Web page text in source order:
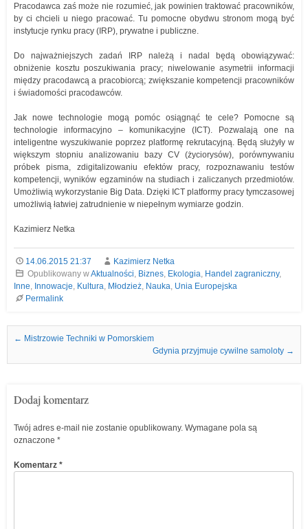
Pracodawca zaś może nie rozumieć, jak powinien traktować pracowników,
by ci chcieli u niego pracować. Tu pomocne obydwu stronom mogą być
instytucje rynku pracy (IRP), prywatne i publiczne.
Do najważniejszych zadań IRP należą i nadal będą obowiązywać:
obniżenie kosztu poszukiwania pracy; niwelowanie asymetrii informacji
między pracodawcą a pracobiorcą; zwiększanie kompetencji pracowników
i świadomości pracodawców.
Jak nowe technologie mogą pomóc osiągnąć te cele? Pomocne są
technologie informacyjno – komunikacyjne (ICT). Pozwalają one na
inteligentne wyszukiwanie poprzez platformę rekrutacyjną. Będą służyły w
większym stopniu analizowaniu bazy CV (życiorysów), porównywaniu
próbek pisma, zdigitalizowaniu efektów pracy, rozpoznawaniu testów
kompetencji, wyników egzaminów na studiach i zaliczanych przedmiotów.
Umożliwią wykorzystanie Big Data. Dzięki ICT platformy pracy tymczasowej
umożliwią łatwiej zatrudnienie w niepełnym wymiarze godzin.
Kazimierz Netka
14.06.2015 21:37
Kazimierz Netka
Opublikowany wAktualności, Biznes, Ekologia, Handel zagraniczny,
Inne, Innowacje, Kultura, Młodzież, Nauka, Unia Europejska
Permalink
Nawigacja we wpisach
← Mistrzowie Techniki w Pomorskiem
Gdynia przyjmuje cywilne samoloty →
Dodaj komentarz
Twój adres e-mail nie zostanie opublikowany. Wymagane pola są
oznaczone *
Komentarz *